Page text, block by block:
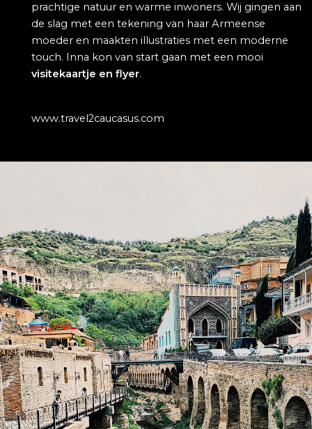
Referenties
Klanten
prachtige natuur en warme inwoners. Wij gingen aan
de slag met een tekening van haar Armeense
moeder en maakten illustraties met een moderne
touch. Inna kon van start gaan met een mooi
visitekaartje en flyer.
www.travel2caucasus.com